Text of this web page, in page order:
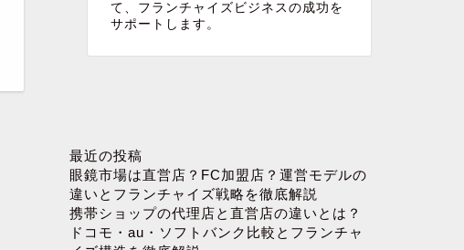
て、フランチャイズビジネスの成功を
サポートします。
最近の投稿
眼鏡市場は直営店？FC加盟店？運営モデルの
違いとフランチャイズ戦略を徹底解説
携帯ショップの代理店と直営店の違いとは？
ドコモ・au・ソフトバンク比較とフランチャ